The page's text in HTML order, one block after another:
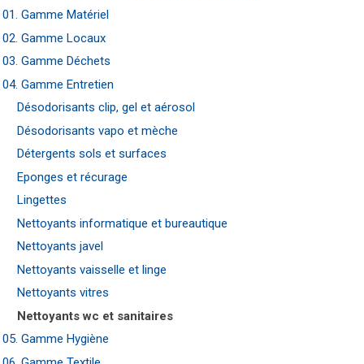
01. Gamme Matériel
02. Gamme Locaux
03. Gamme Déchets
04. Gamme Entretien
Désodorisants clip, gel et aérosol
Désodorisants vapo et mèche
Détergents sols et surfaces
Eponges et récurage
Lingettes
Nettoyants informatique et bureautique
Nettoyants javel
Nettoyants vaisselle et linge
Nettoyants vitres
Nettoyants wc et sanitaires
05. Gamme Hygiène